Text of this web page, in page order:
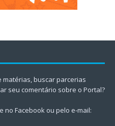
matérias, buscar parcerias
seu comentário sobre o Portal?
no Facebook ou pelo e-mail: